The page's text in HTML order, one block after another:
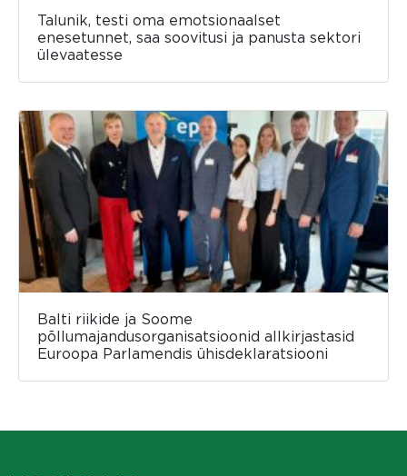
Talunik, testi oma emotsionaalset
enesetunnet, saa soovitusi ja panusta sektori
ülevaatesse
Balti riikide ja Soome
põllumajandusorganisatsioonid allkirjastasid
Euroopa Parlamendis ühisdeklaratsiooni